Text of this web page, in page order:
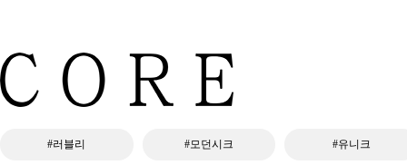
#러블리 #모던시크 #유니크